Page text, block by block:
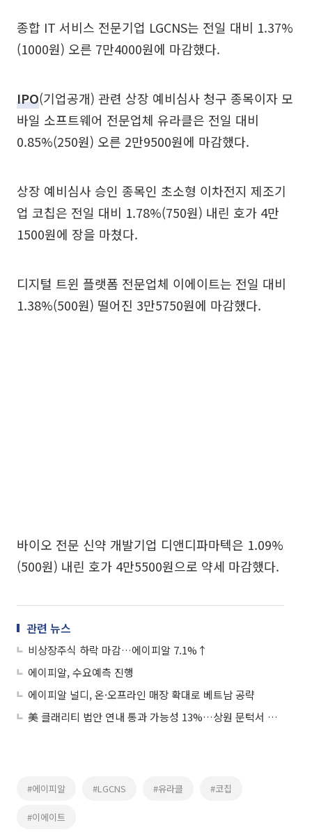
종합 IT 서비스 전문기업 LGCNS는 전일 대비 1.37%
(1000원) 오른 7만4000원에 마감했다.
IPO(기업공개) 관련 상장 예비심사 청구 종목이자 모
바일 소프트웨어 전문업체 유라클은 전일 대비
0.85%(250원) 오른 2만9500원에 마감했다.
상장 예비심사 승인 종목인 초소형 이차전지 제조기
업 코칩은 전일 대비 1.78%(750원) 내린 호가 4만
1500원에 장을 마쳤다.
디지털 트윈 플랫폼 전문업체 이에이트는 전일 대비
1.38%(500원) 떨어진 3만5750원에 마감했다.
바이오 전문 신약 개발기업 디앤디파마텍은 1.09%
(500원) 내린 호가 4만5500원으로 약세 마감했다.
관련 뉴스
비상장주식 하락 마감…에이피알 7.1%↑
에이피알, 수요예측 진행
에이피알 널디, 온·오프라인 매장 확대로 베트남 공략
美 클래리티 법안 연내 통과 가능성 13%…상원 문턱서 제동
#에이피알 #LGCNS #유라클 #코칩
#이에이트